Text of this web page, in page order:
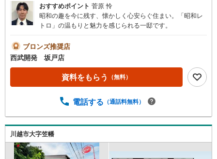
おすすめポイント 菅原 怜
昭和の趣を今に残す、懐かしく心安らぐ住まい。「昭和レ
トロ」の温もりと魅力を感じられる一邸です。
ブロンズ推奨店
西武開発 坂戸店
資料をもらう （無料）
電話する （通話料無料）
川越市大字笠幡